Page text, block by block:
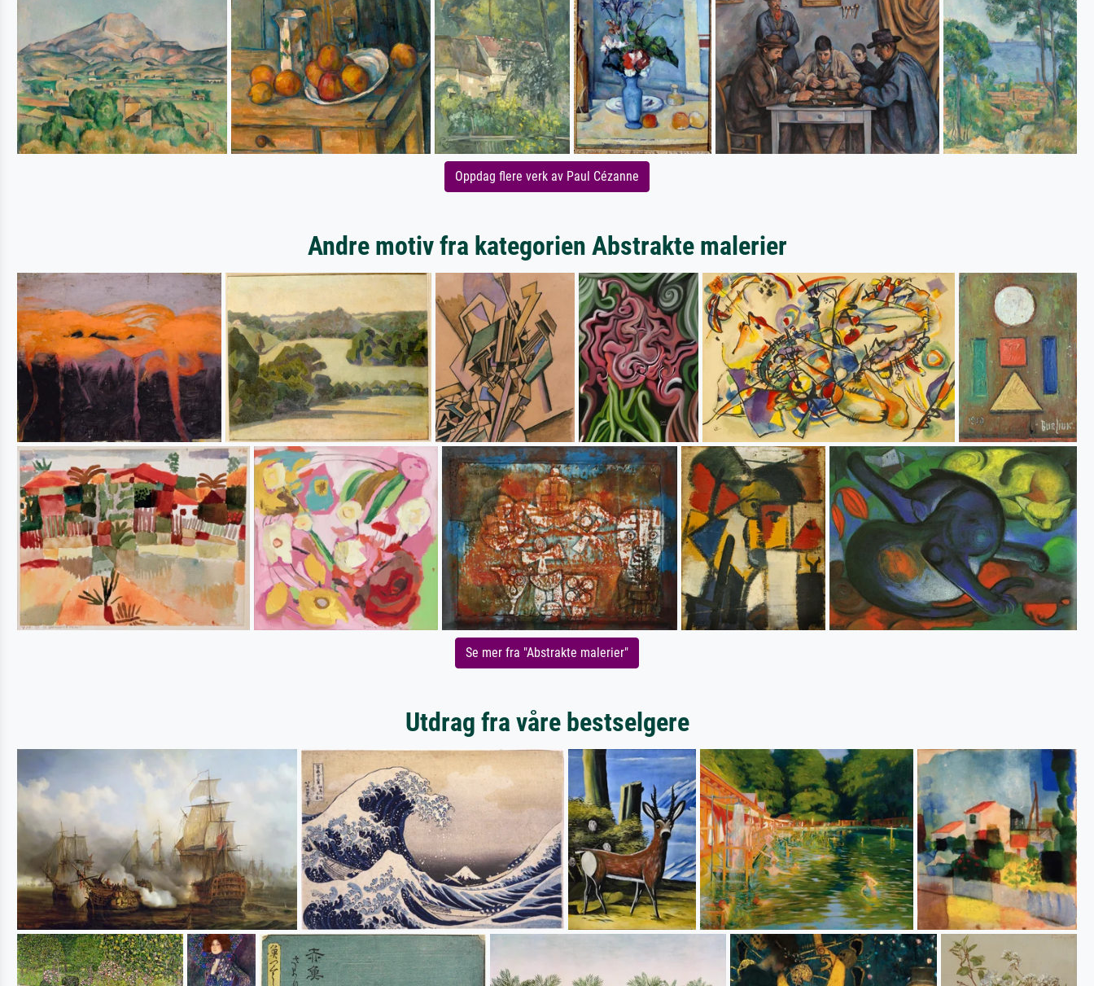
Oppdag flere verk av Paul Cézanne
Andre motiv fra kategorien Abstrakte malerier
Se mer fra "Abstrakte malerier"
Utdrag fra våre bestselgere